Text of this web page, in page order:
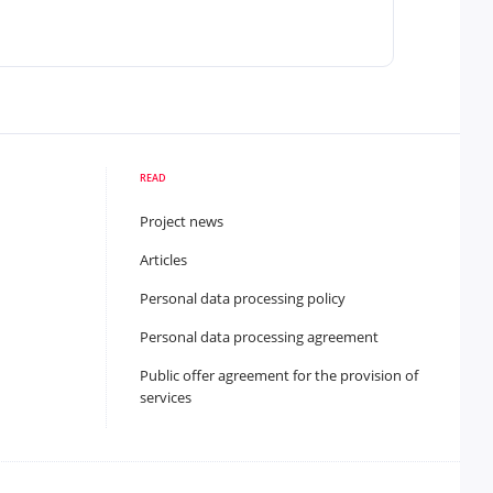
READ
Project news
Articles
Personal data processing policy
Personal data processing agreement
Public offer agreement for the provision of
services